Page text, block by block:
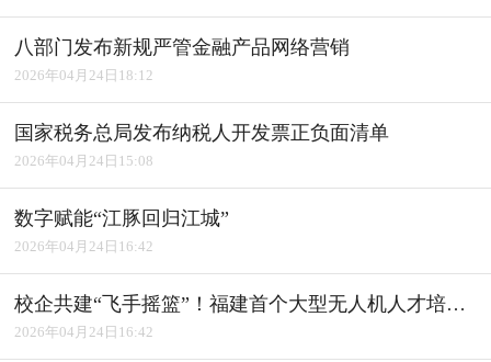
八部门发布新规严管金融产品网络营销
2026年04月24日18:12
国家税务总局发布纳税人开发票正负面清单
2026年04月24日15:08
数字赋能“江豚回归江城”
2026年04月24日16:42
校企共建“飞手摇篮”！福建首个大型无人机人才培养基地落成
2026年04月24日16:42